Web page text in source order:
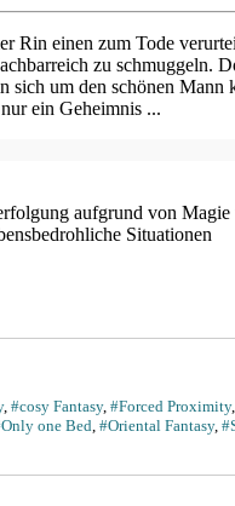
Rin einen zum Tode
zu schmuggeln.
sich um den schönen Mann
ein Geheimnis ...
aufgrund von
Situationen
,#cosy Fantasy,#Forced Proximity
one Bed,#Oriental Fantasy,